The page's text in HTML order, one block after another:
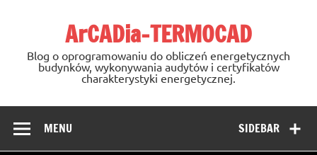
ArCADia-TERMOCAD
Blog o oprogramowaniu do obliczeń energetycznych
budynków, wykonywania audytów i certyfikatów
charakterystyki energetycznej.
SIDEBAR
MENU